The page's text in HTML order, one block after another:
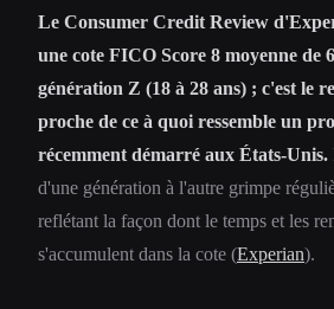
Le Consumer Credit Review
une cote FICO Score 8 moyenne de
génération Z (18 à 28 ans) ; c'est le
proche de ce à quoi ressemble un
récemment démarré aux États-Unis.
d'une génération à l'autre grimpe
reflétant la façon dont le temps et les
s'accumulent dans la cote (Experian).